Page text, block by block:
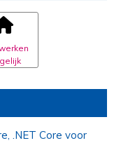
.NET Core voor